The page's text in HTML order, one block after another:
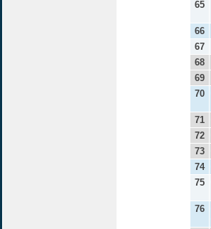
65
66
67
68
69
70
71
72
73
74
75
76